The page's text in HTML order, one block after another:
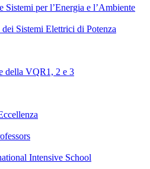
Sistemi per l’Energia e l’Ambiente
Sistemi Elettrici di Potenza
della VQR1, 2 e 3
Intensive School